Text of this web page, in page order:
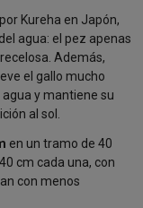
Kureha en Japón,
agua: el pez apenas
Además,
el gallo mucho
y mantiene su
al sol.
en un tramo de 40
cm cada una, con
con menos